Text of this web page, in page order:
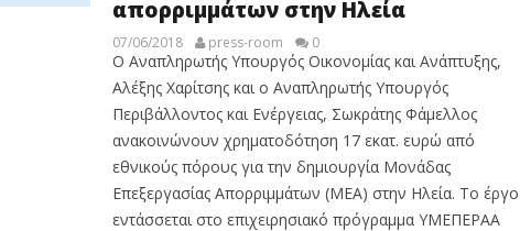
απορριμμάτων στην Ηλεία
07/06/2018 press-room 0
Ο Αναπληρωτής Υπουργός Οικονομίας και Ανάπτυξης,
Αλέξης Χαρίτσης και ο Αναπληρωτής Υπουργός
Περιβάλλοντος και Ενέργειας, Σωκράτης Φάμελλος
ανακοινώνουν χρηματοδότηση 17 εκατ. ευρώ από
εθνικούς πόρους για την δημιουργία Μονάδας
Επεξεργασίας Απορριμμάτων (ΜΕΑ) στην Ηλεία. Το έργο
εντάσσεται στο επιχειρησιακό πρόγραμμα ΥΜΕΠΕΡΑΑ